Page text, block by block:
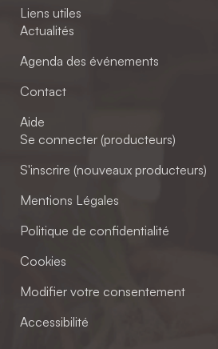
Liens utiles
Actualités
Agenda des événements
Contact
Aide
Se connecter (producteurs)
S'inscrire (nouveaux producteurs)
Mentions Légales
Politique de confidentialité
Cookies
Modifier votre consentement
Accessibilité